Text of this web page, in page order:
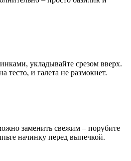
укладывайте срезом вверх.
тесто, и галета не размокнет.
заменить свежим – порубите
начинку перед выпечкой.